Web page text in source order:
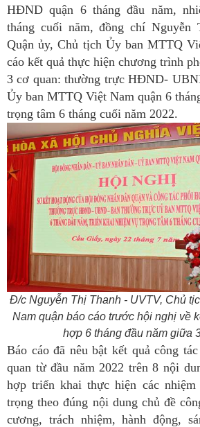
HĐND quận 6 tháng đầu năm,
tháng cuối năm, đồng chí
Quận ủy, Chủ tịch Ủy ban MTTQ
cáo kết quả thực hiện chương trình
3 cơ quan: thường trực HĐND-
Ủy ban MTTQ Việt Nam quận 6
trọng tâm 6 tháng cuối năm 2022.
Đ/c Nguyễn Thị Thanh - UVTV, Chủ
Nam quận báo cáo trước hội nghị về
hợp 6 tháng đầu năm giữa
Báo cáo đã nêu bật kết quả công
quan từ đầu năm 2022 trên 8 nội
hợp triển khai thực hiện các
trọng theo đúng nội dung chủ đề
cương, trách nhiệm, hành động,